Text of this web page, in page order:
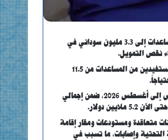
كشف برنامج الأغذية العالمي التابع للأمم المتحدة، اليوم (الإثنين)، عن تقديم مساعدات إلى 3.3 مليون سوداني في
وأشار إلى أن نقص التمويل أجبره على إعادة ترتيب الأولويات، حيث خفض عدد المستفيدين من المساعدات من 11.5
وكشف البرنامج عن حاجته إلى تمويل يصل إلى 604 ملايين دولار للفترة من مارس إلى أغسطس 2026، ضمن إجمالي
متعاقدة ومستودعات ومقار إقامة
التحتية وإصابات، ما تسبب في